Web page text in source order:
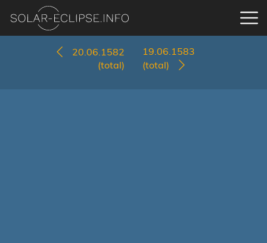
20.06.1582
(total)
19.06.1583
(total)